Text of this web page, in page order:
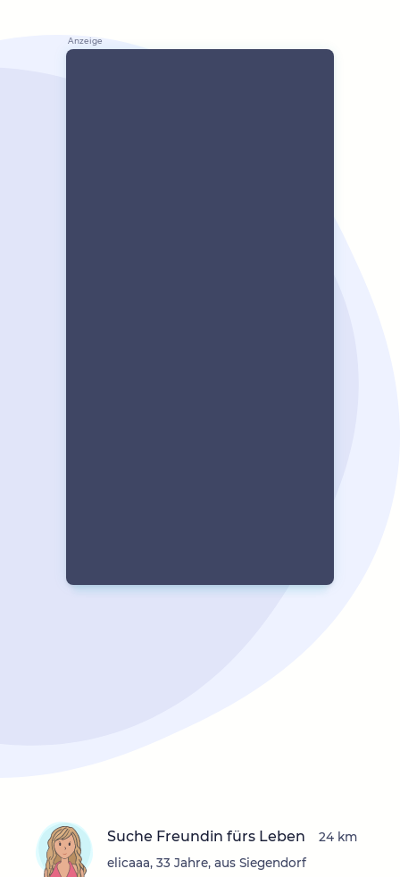
Suche Freundin fürs Leben
elicaaa, 33 Jahre, aus Siegendorf
24 km